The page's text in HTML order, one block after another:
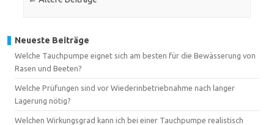
Neueste Beiträge
Welche Tauchpumpe eignet sich am besten für die Bewässerung von
Rasen und Beeten?
Welche Prüfungen sind vor Wiederinbetriebnahme nach langer
Lagerung nötig?
Welchen Wirkungsgrad kann ich bei einer Tauchpumpe realistisch